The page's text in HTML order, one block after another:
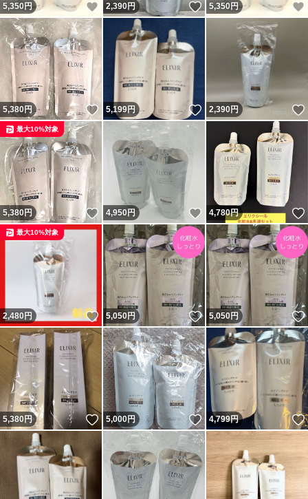
5,350円 いいね！
2,390円 いいね！
5,350円
5,380円 いいね！
5,199円 いいね！
2,390円
5,380円 いいね！
最大10%対象
4,950円 いいね！
4,780円
2,480 円 いいね！
最大10%対象
5,050円 いいね！
5,050円
5,380円 いいね！
5,000円 いいね！
4,799円